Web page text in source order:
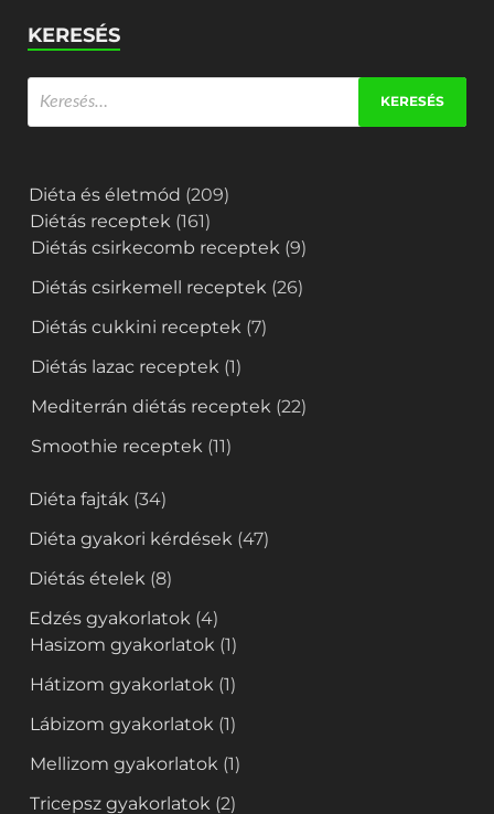
KERESÉS
Diéta és életmód (209)
Diétás receptek (161)
Diétás csirkecomb receptek (9)
Diétás csirkemell receptek (26)
Diétás cukkini receptek (7)
Diétás lazac receptek (1)
Mediterrán diétás receptek (22)
Smoothie receptek (11)
Diéta fajták (34)
Diéta gyakori kérdések (47)
Diétás ételek (8)
Edzés gyakorlatok (4)
Hasizom gyakorlatok (1)
Hátizom gyakorlatok (1)
Lábizom gyakorlatok (1)
Mellizom gyakorlatok (1)
Tricepsz gyakorlatok (2)